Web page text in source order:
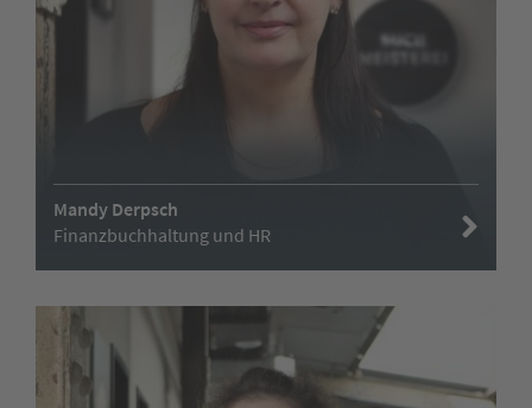
Mandy Derpsch
Finanzbuchhaltung und HR